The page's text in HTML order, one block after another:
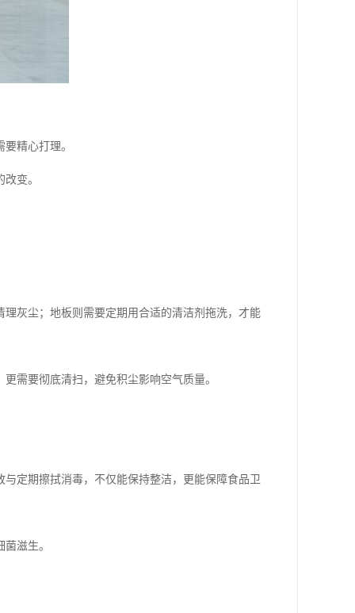
精心打理。
变。
灰尘；地板则需要定期用合适的清洁剂拖洗，才能
需要彻底清扫，避免积尘影响空气质量。
定期擦拭消毒，不仅能保持整洁，更能保障食品卫
滋生。